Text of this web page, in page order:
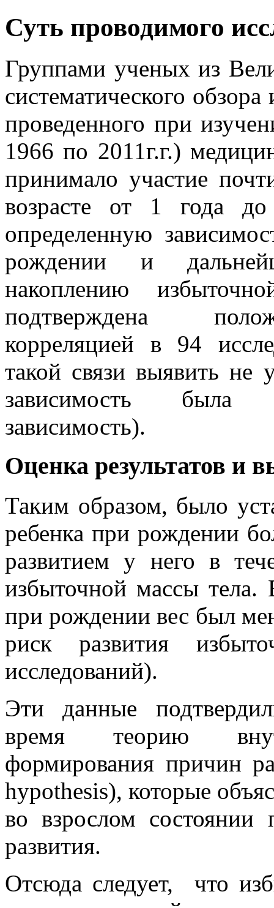
Суть проводимого
Группами ученых из
систематического
проведенного при
1966 по 2011г.г.)
принимало участие
возрасте от 1 года до
определенную
рождении и
накоплению
подтверждена
корреляцией в 94
такой связи выявить не
зависимость была
зависимость).
Оценка результатов и
Таким образом, было
ребенка при рождении
развитием у него в
избыточной массы
при рождении вес был
риск развития
исследований).
Эти данные
время теорию
формирования причин
hypothesis), которые
во взрослом состоянии
развития.
Отсюда следует, что